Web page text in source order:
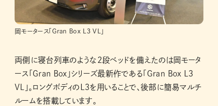
岡モータース「Gran Box L3 VL」
両側に寝台列車のような2段ベッドを備えたのは岡モータ
ース「Gran Box」シリーズ最新作である「Gran Box L3
VL」。ロングボディのL3を用いることで、後部に簡易マルチ
ルームを搭載しています。